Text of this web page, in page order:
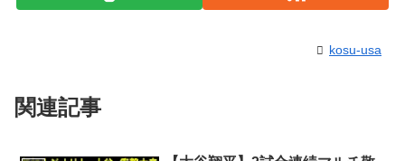
kosu-usa
関連記事